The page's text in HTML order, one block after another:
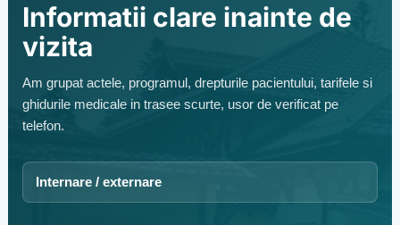
Informatii clare inainte de
vizita
Am grupat actele, programul, drepturile pacientului, tarifele si
ghidurile medicale in trasee scurte, usor de verificat pe
telefon.
Internare / externare